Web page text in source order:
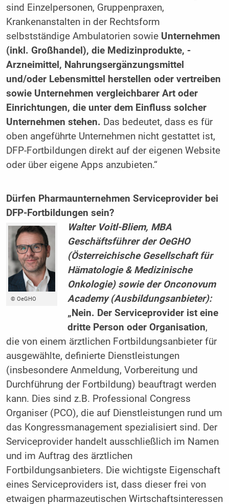
sind Einzelpersonen, Gruppenpraxen,
Krankenanstalten in der Rechtsform
selbstständige ­Ambulatorien sowieUnternehmen
(inkl. Großhandel), die Medizinprodukte, ­
Arzneimittel, Nahrungsergänzungsmittel
und/oder Lebensmittel herstellen oder vertreiben
sowie Unternehmen vergleichbarer Art oder
Einrichtungen, die unter dem Einfluss solcher
Unternehmen stehen. Das bedeutet, dass es für
oben angeführte Unternehmen nicht gestattet ist,
DFP-Fortbildungen direkt auf der eigenen Website
oder über eigene Apps anzubieten.“
Dürfen Pharmaunternehmen Service­provider bei
DFP-Fortbildungen sein?
© OeGHO
Walter Voitl-Bliem, MBA
Geschäftsführer der OeGHO
(Österreichische Gesellschaft für
Hämatologie & Medizinische
Onkologie) sowie der Onconovum
Academy ­(Ausbildungsanbieter):
„Nein. Der Serviceprovider ist eine
dritte Person oder Organisation,
die von einem ärztlichen Fortbildungsanbieter für
ausgewählte, definierte Dienstleistungen
(insbesondere Anmeldung, Vorbereitung und
Durchführung der Fortbildung) beauftragt werden
kann. Dies sind z.B. Professional Congress
Organiser (PCO), die auf Dienstleistungen rund um
das Kongressmanagement spezialisiert sind. Der
Serviceprovider handelt ausschließlich im Namen
und im Auftrag des ärztlichen
Fortbildungsanbieters. Die wichtigste Eigenschaft
eines Serviceproviders ist, dass dieser frei von
etwaigen pharmazeutischen Wirtschaftsinteressen